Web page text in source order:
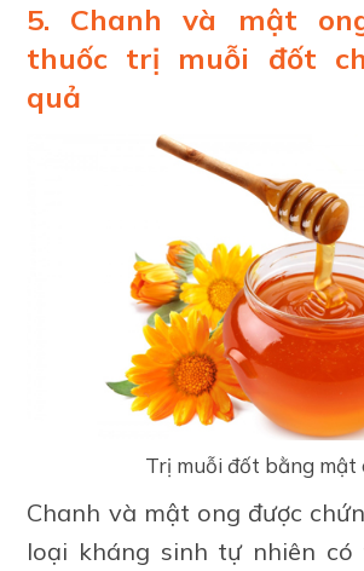
5. Chanh và mật
thuốc trị muỗi đốt
quả
Trị muỗi đốt bằng mật
Chanh và mật ong được
loại kháng sinh tự nhiên